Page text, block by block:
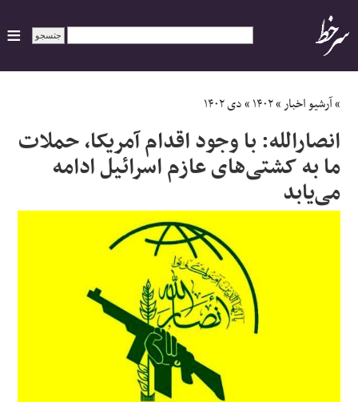
ایران
سیاسی
اقتصاد
»آرشیو اخبار»۱۴۰۲»دی ۱۴۰۲
انصارالله: با وجود اقدام آمریکا، حملات
ما به کشتی‌های عازم اسرائیل ادامه
می‌یابد